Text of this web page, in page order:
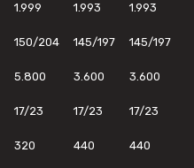
1.999 1.993 1.993
150/204 145/197 145/197
5.800 3.600 3.600
17/23 17/23 17/23
320 440 440